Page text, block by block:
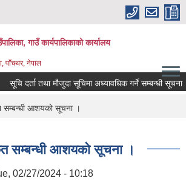
गाउँ कार्यपालिकाको कार्यालय
पाँचथर, नेपाल
सूचि दर्ता तथा मौजुदा सूचिमा अध्यावधिक गर्ने सम्बन्धी सूचना ।
सम्बन्धी आशयकाे सूचना ।
सम्बन्धी आशयकाे सूचना ।
02/27/2024 - 10:18